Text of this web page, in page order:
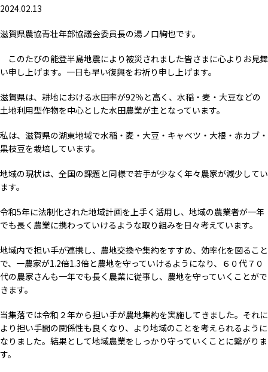
2024.02.13
滋賀県農協青壮年部協議会委員長の湯ノ口絢也です。
このたびの能登半島地震により被災されました皆さまに心よりお見舞
い申し上げます。一日も早い復興をお祈り申し上げます。
滋賀県は、耕地における水田率が92％と高く、水稲・麦・大豆などの
土地利用型作物を中心とした水田農業が主となっています。
私は、滋賀県の湖東地域で水稲・麦・大豆・キャベツ・大根・赤カブ・
黒枝豆を栽培しています。
地域の現状は、全国の課題と同様で若手が少なく年々農家が減少してい
ます。
令和5年に法制化された地域計画を上手く活用し、地域の農業者が一年
でも長く農業に携わっていけるような取り組みを日々考えています。
地域内で担い手が連携し、農地交換や集約をすすめ、効率化を図ること
で、一農家が1.2倍1.3倍と農地を守っていけるようになり、６０代７０
代の農家さんも一年でも長く農業に従事し、農地を守っていくことがで
きます。
当集落では令和２年から担い手が農地集約を実施してきました。それに
より担い手間の関係性も良くなり、より地域のことを考えられるように
なりました。結果として地域農業をしっかり守っていくことに繋がりま
す。